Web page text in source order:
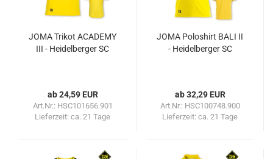
JOMA Trikot ACADEMY
III - Heidelberger SC
ab 24,59 EUR
Art.Nr.: HSC101656.901
Lieferzeit: ca. 21 Tage
JOMA Poloshirt BALI II
- Heidelberger SC
ab 32,29 EUR
Art.Nr.: HSC100748.900
Lieferzeit: ca. 21 Tage